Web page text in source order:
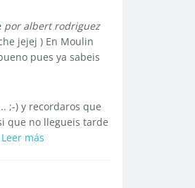
por albert rodriguez
jejej ) En Moulin
pues ya sabeis
;-) y recordaros que
que no llegueis tarde
Leer más